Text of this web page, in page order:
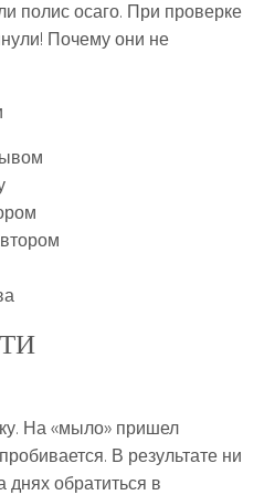
полис осаго. При проверке
Почему они не
На «мыло» пришел
В результате ни
обратиться в